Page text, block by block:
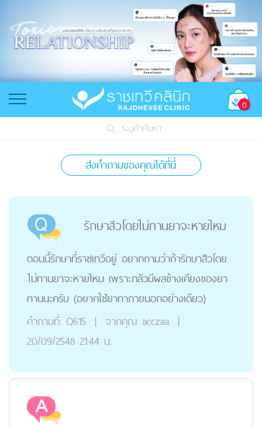
0
ระบุคำค้นหา
ส่งคำถามของคุณได้ที่นี่
รักษาสิวโดยไม่ทานยาจะหายไหม
ตอนนี้รักษาที่ราชเทวีอยู่ อยากถามว่าถ้ารักษาสิวโดย
ไม่ทานยาจะหายไหม เพราะกลัวมีผลข้างเคียงของยา
ทานนะครับ (อยากใช้ยาทาภายนอกอย่างเดียว)
คำถามที่: Q615 | จากคุณ acczaa |
20/09/2548 21:44 น.